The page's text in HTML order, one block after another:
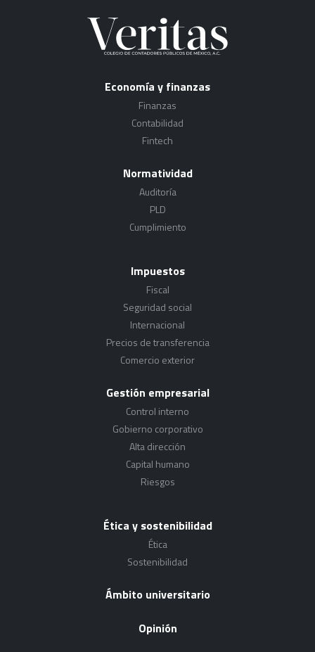
Economía y finanzas
Finanzas
Contabilidad
Fintech
Normatividad
Auditoría
PLD
Cumplimiento
Impuestos
Fiscal
Seguridad social
Internacional
Precios de transferencia
Comercio exterior
Gestión empresarial
Control interno
Gobierno corporativo
Alta dirección
Capital humano
Riesgos
Ética y sostenibilidad
Ética
Sostenibilidad
Ámbito universitario
Opinión